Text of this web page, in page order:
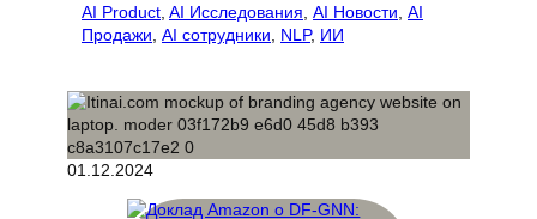
AI Product AI Исследования AI Новости AI
Продажи AI сотрудники NLP, ИИ
01.12.2024